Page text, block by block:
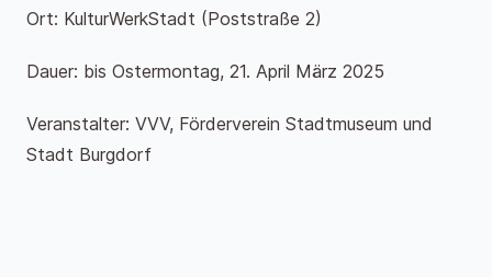
Ort: KulturWerkStadt (Poststraße 2)
Dauer: bis Ostermontag, 21. April März 2025
Veranstalter: VVV, Förderverein Stadtmuseum und
Stadt Burgdorf